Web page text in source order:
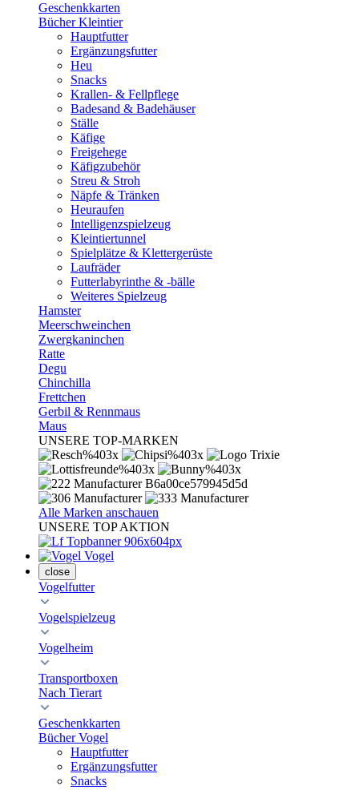
Geschenkkarten
Bücher Kleintier
Hauptfutter
Ergänzungsfutter
Heu
Snacks
Krallen- & Fellpflege
Badesand & Badehäuser
Ställe
Käfige
Freigehege
Käfigzubehör
Streu & Stroh
Näpfe & Tränken
Heuraufen
Intelligenzspielzeug
Kleintiertunnel
Spielplätze & Klettergerüste
Laufräder
Futterlabyrinthe & -bälle
Weiteres Spielzeug
Hamster
Meerschweinchen
Zwergkaninchen
Ratte
Degu
Chinchilla
Frettchen
Gerbil & Rennmaus
Maus
UNSERE TOP-MARKEN
Alle Marken anschauen
UNSERE TOP AKTION
Vogel
close
Vogelfutter
Vogelspielzeug
Vogelheim
Transportboxen
Nach Tierart
Geschenkkarten
Bücher Vogel
Hauptfutter
Ergänzungsfutter
Snacks